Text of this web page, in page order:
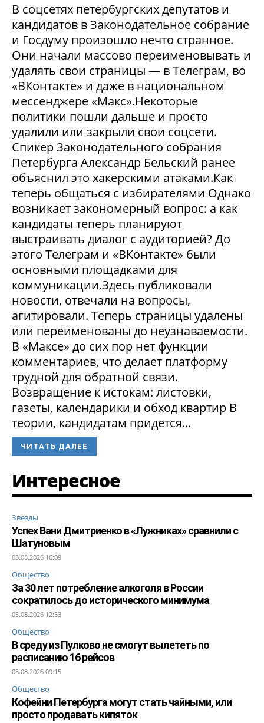
В соцсетях петербургских депутатов и
кандидатов в Законодательное собрание
и Госдуму произошло нечто странное.
Они начали массово переименовывать и
удалять свои страницы — в Телеграм, во
«ВКонтакте» и даже в национальном
мессенджере «Макс».Некоторые
политики пошли дальше и просто
удалили или закрыли свои соцсети.
Спикер Законодательного собрания
Петербурга Александр Бельский ранее
объяснил это хакерскими атаками.Как
теперь общаться с избирателями Однако
возникает закономерный вопрос: а как
кандидаты теперь планируют
выстраивать диалог с аудиторией? До
этого Телеграм и «ВКонтакте» были
основными площадками для
коммуникации.Здесь публиковали
новости, отвечали на вопросы,
агитировали. Теперь страницы удалены
или переименованы до неузнаваемости.
В «Максе» до сих пор нет функции
комментариев, что делает платформу
трудной для обратной связи.
Возвращение к истокам: листовки,
газеты, календарики и обход квартир В
теории, кандидатам придется...
ЧИТАТЬ ДАЛЕЕ
Интересное
Звезды
Успех Вани Дмитриенко в «Лужниках» сравнили с
Шатуновым
03.08.2026 16:09
Общество
За 30 лет потребление алкоголя в России
сократилось до исторического минимума
05.08.2026 12:53
Общество
В среду из Пулково не смогут вылететь по
расписанию 16 рейсов
05.08.2026 09:15
Общество
Кофейни Петербурга могут стать чайными, или
просто продавать кипяток